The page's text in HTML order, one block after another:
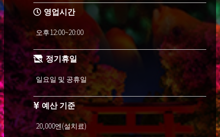
파티 코스 조합 〇
※ 1 년에 2 회 이상 이용하시는 분은 연회
비가 부과되지 않습니다.
연회비는 갱신 월에 지불됩니다.
* 모든 송금은 법인 계좌로 이루어지므로
안심하십시오.
특별 과정
영업시간
오후12:00~20:00
정기휴일
일요일 및 공휴일
예산 기준
20,000엔(설치료)